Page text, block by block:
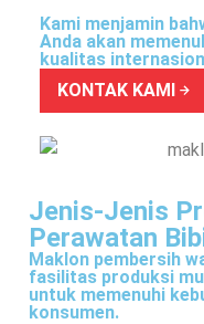
Kami menjamin
Anda akan
kualitas
KONTAK KAMI
Jenis-Jenis
Perawatan
Maklon pembersih
fasilitas produksi
untuk memenuhi
konsumen.